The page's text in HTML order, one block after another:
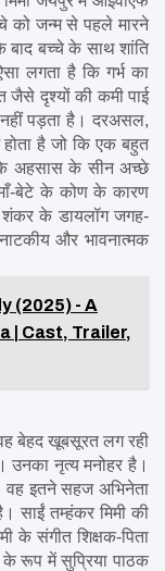
को जन्म से पहले मारने
बाद बच्चे के साथ शांति
लगता है कि गर्भ का
जैसे दृश्यों की कमी पाई
नहीं पड़ता है। दरअसल,
है जो कि एक बहुत
के अहसास के सीन अच्छे
बेटे के कोण के कारण
शंकर के डायलॉग जगह-
और भावनात्मक
(2025) - A
| Cast, Trailer,
बेहद खूबसूरत लग रही
उनका नृत्य मनोहर है।
वह इतने सहज अभिनेता
साईं तम्हंकर मिमी की
के संगीत शिक्षक-पिता
के रूप में सुप्रिया पाठक